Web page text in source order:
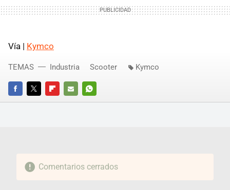
Vía | Kymco
FACEBOOKTWITTERFLIPBOARD
E-
WHATSAPP
TEMAS Industria Scooter Kymco
Comentarios cerrados